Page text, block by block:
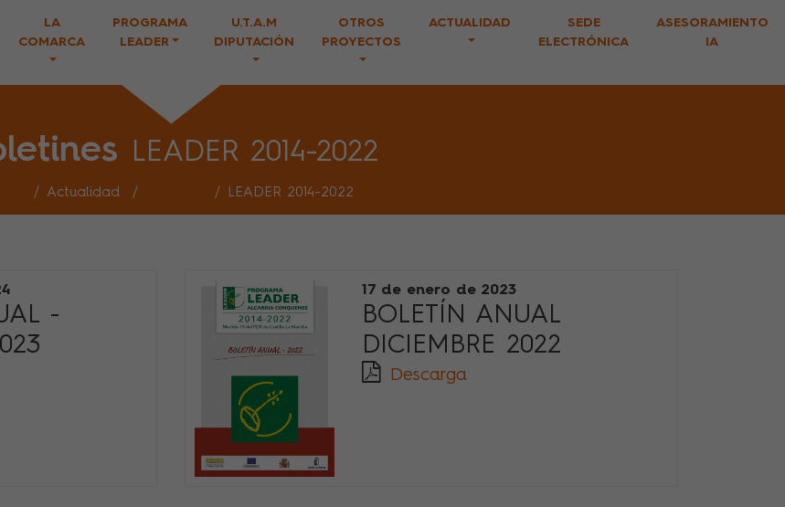
LA
COMARCA
PROGRAMA
LEADER
U.T.A.M
DIPUTACIÓN
OTROS
PROYECTOS
ACTUALIDAD
SEDE
ELECTRÓNICA
ASESORAMIENTO
IA
LEADER 2014-2022
Actualidad LEADER 2014-2022
-
17 de enero de 2023
BOLETÍN ANUAL
DICIEMBRE 2022
Descarga